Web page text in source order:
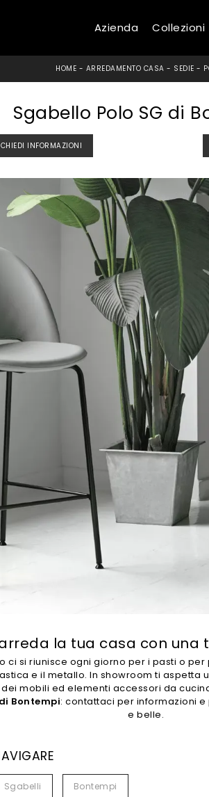
Azienda Collezioni
HOME - ARREDAMENTO CASA - SEDIE -
Sgabello Polo SG di
INFORMAZIONI
la tua casa con
si riunisce ogni giorno per i pasti o
e il metallo. In showroom ti
mobili ed elementi accessori da
Bontempi: contattaci per informazioni
e belle.
Sgabelli Bontempi